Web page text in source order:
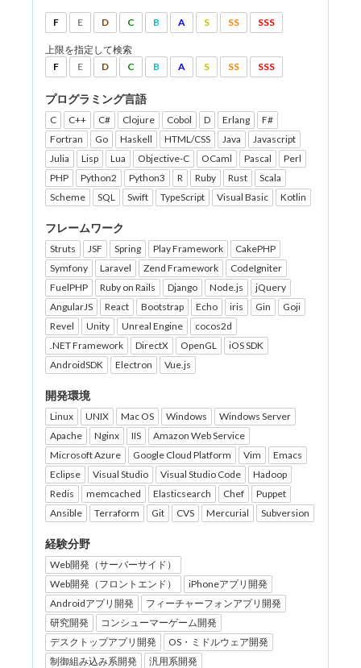
F E D C B A S SS SSS
上限を指定して検索
F
E D C B A S SS SSS
プログラミング言語
C C++ C# Clojure Cobol D Erlang
F#
Fortran
Go Haskell HTML/CSS Java
Javascript
Julia
Lisp Lua Objective-C OCaml Pascal
Perl
PHP
Python2 Python3 R Ruby Rust
Scala
Scheme
SQL Swift TypeScript Visual Basic Kotlin
フレームワーク
Struts JSF Spring Play Framework
CakePHP
Symfony
Laravel Zend Framework
CodeIgniter
FuelPHP
Ruby on Rails Django Node.js
jQuery
AngularJS
React Bootstrap Echo iris Gin
Goji
Revel
Unity Unreal Engine
cocos2d
.NET Framework
DirectX OpenGL
iOS SDK
AndroidSDK
Electron Vue.js
開発環境
Linux UNIX Mac OS Windows
Windows Server
Apache
Nginx IIS
Amazon Web Service
Microsoft Azure
Google Cloud Platform Vim
Emacs
Eclipse
Visual Studio Visual Studio Code
Hadoop
Redis
memcached Elasticsearch Chef
Puppet
Ansible
Terraform Git CVS Mercurial Subversion
経験分野
Web開発（サーバーサイド）
Web開発（フロントエンド）
iPhoneアプリ開発
Androidアプリ開発
フィーチャーフォンアプリ開発
研究開発
コンシューマーゲーム開発
デスクトップアプリ開発
OS・ミドルウェア開発
制御組み込み系開発
汎用系開発